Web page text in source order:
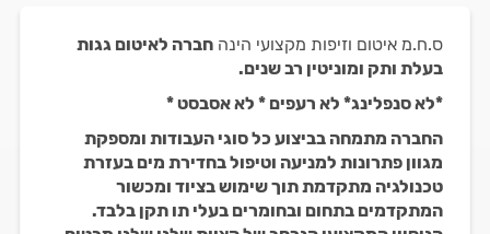
ס.ח.מ איטום וזיפות מקצועי הינה חברה לאיטום גגות
בעלת ותק ומוניטין רב שנים.
*לא סנפלינג* לא רעפים * לא אסבסט *
החברה מתמחה בביצוע כל סוגי העבודות ומספקת
מגוון פתרונות למניעה וטיפול בחדירת מים בעזרת
טכנולגיה מתקדמת תוך שימוש בציוד ומכשור
המתקדמים בתחום ובחומרים בעלי תו תקן בלבד.